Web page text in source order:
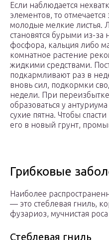
Если наблюдается
элементов, то
молодые мелкие листья.
становятся бурыми из-за
фосфора, кальция либо
комнатное растение
жидкими средствами.
подкармливают раз в
вновь сил, подкормки
недели. При
образоваться у
сухие пятна. Чтобы
его в новый грунт,
Грибковые
Наиболее
— это стеблевая гниль,
фузариоз, мучнистая
Стеблевая гниль